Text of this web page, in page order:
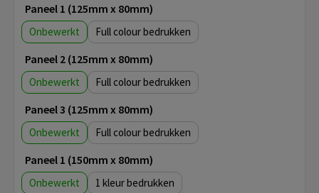
Paneel 1 (125mm x 80mm)
Onbewerkt Full colour
Paneel 2 (125mm x 80mm)
Onbewerkt Full colour
Paneel 3 (125mm x 80mm)
Onbewerkt Full colour
Paneel 1 (150mm x 80mm)
Onbewerkt 1